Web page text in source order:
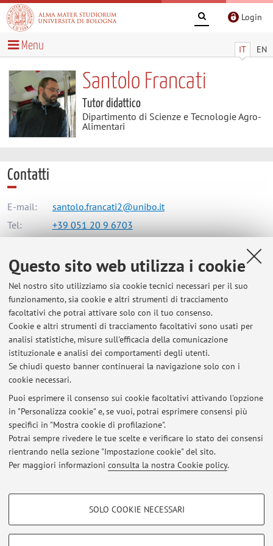
Questo sito web utilizza i cookie
Nel nostro sito utilizziamo sia cookie tecnici necessari per il suo
funzionamento, sia cookie e altri strumenti di tracciamento
facoltativi che potrai attivare solo con il tuo consenso.
Cookie e altri strumenti di tracciamento facoltativi sono usati per
analisi statistiche, misure sull'efficacia della comunicazione
istituzionale e analisi dei comportamenti degli utenti.
Se chiudi questo banner continuerai la navigazione solo con i
cookie necessari.
Puoi esprimere il consenso sui cookie facoltativi attivando l'opzione
in "Personalizza cookie" e, se vuoi, potrai esprimere consensi più
specifici in "Mostra cookie di profilazione".
Potrai sempre rivedere le tue scelte e verificare lo stato dei consensi
rientrando nella sezione "Impostazione cookie" del sito.
Per maggiori informazioni consulta la nostra Cookie policy.
COOKIE DI PROFILAZIONE - FACOLTATIVI
SOLO COOKIE NECESSARI
Login
IT EN
Menu
Santolo Francati
Tutor didattico
Dipartimento di Scienze e Tecnologie Agro-
Alimentari
Contatti
E-mail:
santolo.francati2@unibo.it
Tel:
+39 051 20 9 6703
Dipartimento di Scienze e Tecnologie Agro-Alimentari
Viale Fanin 50, Bologna -Vai alla mappa
Risorse in rete
ORCID
Ultimi avvisi
Al momento non sono presenti avvisi.
Area riservata
Accedi tramiteloginper gestire tutti i contenuti del sito.